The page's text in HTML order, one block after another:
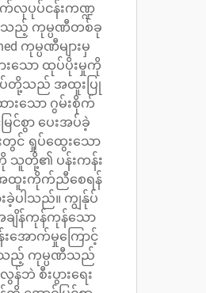
က်လုပုပ်ငန်းကဏ္ဍ
ည့် ကုမ္ပဏီတစ်ခု
ကုမ္ပဏီများမှ
ားသော ထုပ်ပိုးမှုကို
ပ်တို့သည် အထူးပြု
းသော ဂွမ်းစိုက်
ြင်စွာ ပေးအပ်ခဲ့
တွင် ရှုပ်ထွေးသော
သူတို့၏ ပန်းကန်း
ထူးကိုက်ညီစေရန်
ပါသည်။ ကျွန်ုပ်
ျိန်ကုန်ကုန်သော
းအောက်မှုကြောင့်
ည့် ကုမ္ပဏီသည်
ဘဲ စီးပွားရေး